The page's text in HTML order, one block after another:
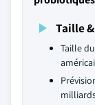
Taille
Taille